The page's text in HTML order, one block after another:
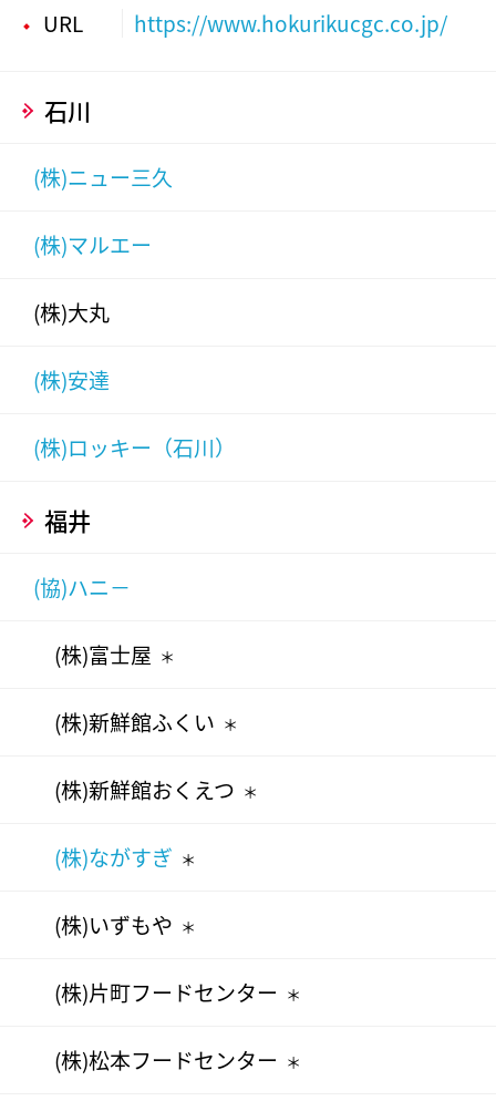
URL https://www.hokurikucgc.co.jp/
石川
(株)ニュー三久
(株)マルエー
(株)大丸
(株)安達
(株)ロッキー（石川）
福井
(協)ハニ－
(株)富士屋 ＊
(株)新鮮館ふくい ＊
(株)新鮮館おくえつ ＊
(株)ながすぎ ＊
(株)いずもや ＊
(株)片町フードセンター ＊
(株)松本フードセンター ＊